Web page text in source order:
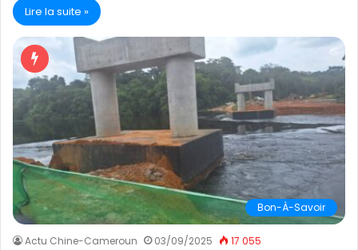
Lire la suite »
Bon-À-Savoir
Actu Chine-Cameroun 03/09/2025 17 055